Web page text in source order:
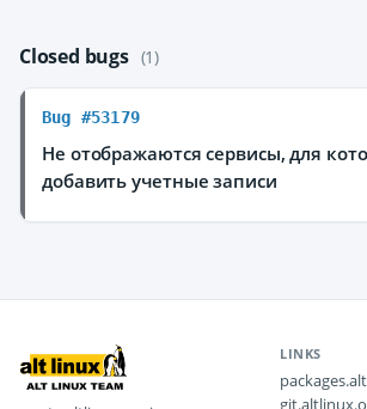
Closed bugs (1)
Bug #53179
Не отображаются сервисы, для
добавить учетные записи
LINKS